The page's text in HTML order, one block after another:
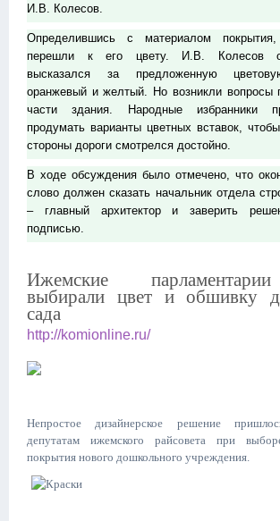
И.В. Колесов.
Определившись с материалом покрытия,
перешли к его цвету. И.В. Колесов
высказался за предложенную
оранжевый и желтый. Но возникли вопросы
части здания. Народные избранники
продумать варианты цветных вставок,
стороны дороги смотрелся достойно.
В ходе обсуждения было отмечено, что
слово должен сказать начальник отдела
– главный архитектор и заверить
подписью.
Ижемские
выбирали цвет и обшивку
сада
http://komionline.ru/
Непростое дизайнерское решение
депутатам ижемского райсовета при
покрытия нового дошкольного учреждения.